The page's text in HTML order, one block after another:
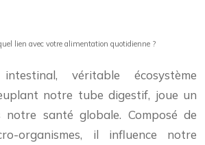
lien avec votre alimentation quotidienne ?
véritable écosystème
notre tube digestif, joue un
notre santé globale. Composé de
organismes, il influence notre